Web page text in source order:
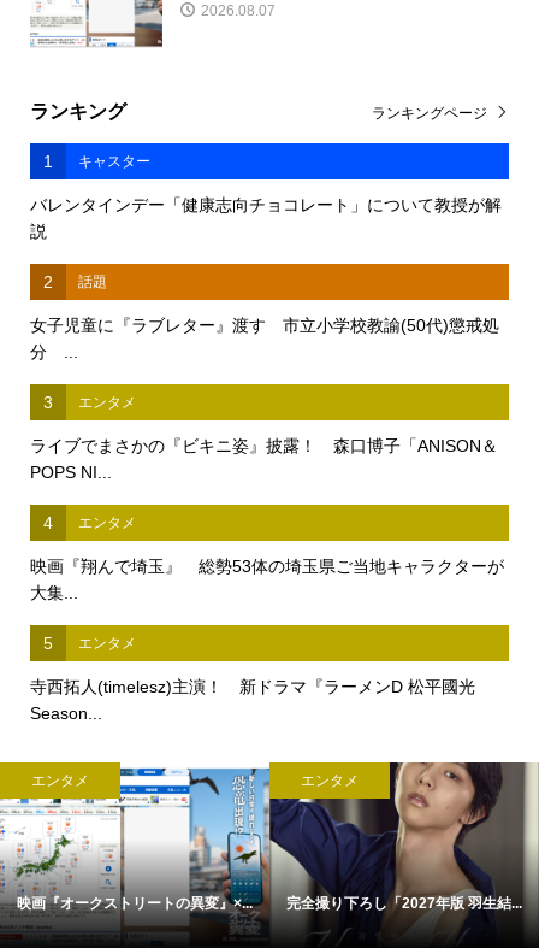
2026.08.07
ランキング
1 キャスター
バレンタインデー「健康志向チョコレート」について教授が解
説
2 話題
女子児童に『ラブレター』渡す 市立小学校教諭(50代)懲戒処
分 ...
3 エンタメ
ライブでまさかの『ビキニ姿』披露！ 森口博子「ANISON＆
POPS NI...
4 エンタメ
映画『翔んで埼玉』 総勢53体の埼玉県ご当地キャラクターが
大集...
5 エンタメ
寺西拓人(timelesz)主演！ 新ドラマ『ラーメンD 松平國光
Season...
ランキングページ
エンタメ
映画『オークストリートの異変』×...
エンタメ
完全撮り下ろし「2027年版 羽生結...